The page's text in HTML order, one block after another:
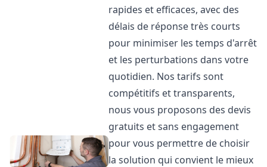
rapides et efficaces, avec des
délais de réponse très courts
pour minimiser les temps d'arrêt
et les perturbations dans votre
quotidien. Nos tarifs sont
compétitifs et transparents,
nous vous proposons des devis
gratuits et sans engagement
pour vous permettre de choisir
la solution qui convient le mieux